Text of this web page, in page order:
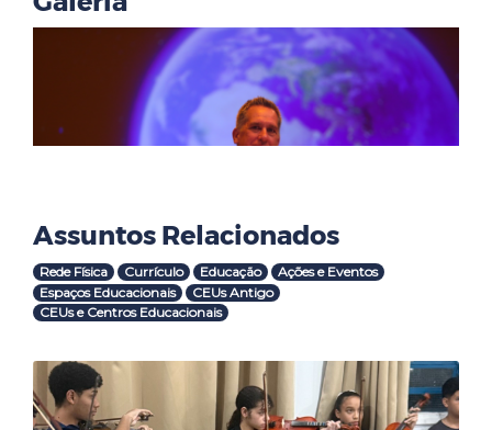
Assuntos Relacionados
Rede Física Currículo Educação
Ações e Eventos
Espaços Educacionais
CEUs Antigo
CEUs e Centros Educacionais
Outras Notícias